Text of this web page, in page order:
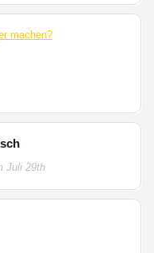
Juli 29th